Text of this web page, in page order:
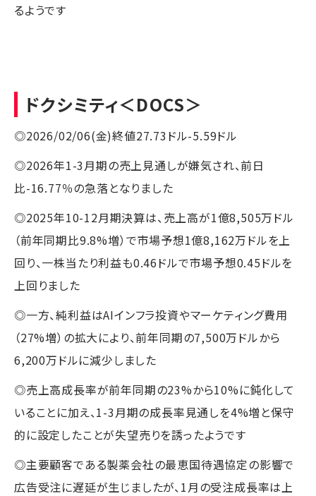
るようです
ドクシミティ＜DOCS＞
◎2026/02/06(金)終値27.73ドル-5.59ドル
◎2026年1-3月期の売上見通しが嫌気され、前日
比-16.77％の急落となりました
◎2025年10-12月期決算は、売上高が1億8,505万ドル
（前年同期比9.8%増）で市場予想1億8,162万ドルを上
回り、一株当たり利益も0.46ドルで市場予想0.45ドルを
上回りました
◎一方、純利益はAIインフラ投資やマーケティング費用
（27%増）の拡大により、前年同期の7,500万ドルから
6,200万ドルに減少しました
◎売上高成長率が前年同期の23%から10%に鈍化して
いることに加え、1-3月期の成長率見通しを4%増と保守
的に設定したことが失望売りを誘ったようです
◎主要顧客である製薬会社の最恵国待遇協定の影響で
広告受注に遅延が生じましたが、1月の受注成長率は上